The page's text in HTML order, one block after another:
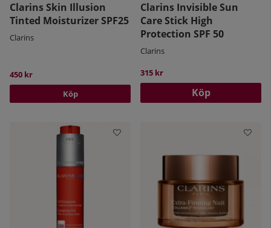
Clarins Skin Illusion
Tinted Moisturizer SPF25
Clarins
450 kr
Köp
Clarins Invisible Sun
Care Stick High
Protection SPF 50
Clarins
315 kr
Köp